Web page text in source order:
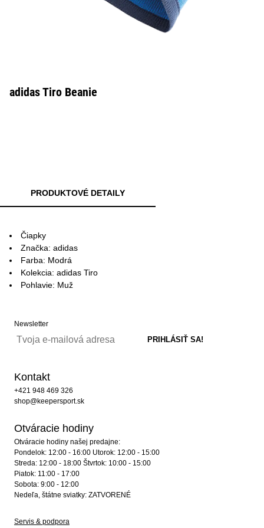
adidas Tiro Beanie
PRODUKTOVÉ DETAILY
Čiapky
Značka: adidas
Farba: Modrá
Kolekcia: adidas Tiro
Pohlavie: Muž
Newsletter
Kontakt
+421 948 469 326
shop@keepersport.sk
Otváracie hodiny
Otváracie hodiny našej predajne:
Pondelok: 12:00 - 16:00 Utorok: 12:00 - 15:00
Streda: 12:00 - 18:00 Štvrtok: 10:00 - 15:00
Piatok: 11:00 - 17:00
Sobota: 9:00 - 12:00
Nedeľa, štátne sviatky: ZATVORENÉ
Servis & podpora